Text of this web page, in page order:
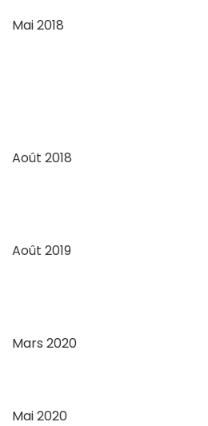
Mai 2018
Août 2018
Août 2019
Mars 2020
Mai 2020